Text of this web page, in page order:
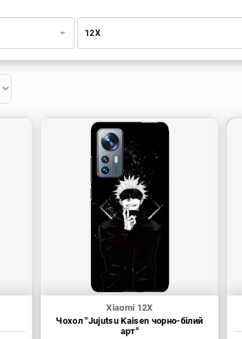
12X
Xiaomi 12X
Чохол "Jujutsu Kaisen чорно-білий
арт"